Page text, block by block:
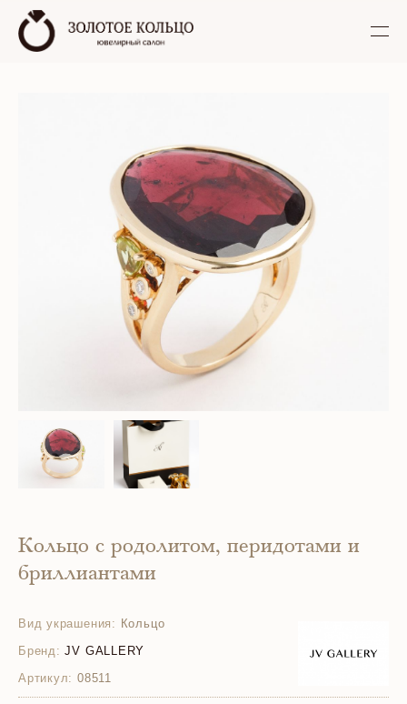
Кольцо с родолитом, перидотами и
бриллиантами
Вид украшения: Кольцо
Бренд: JV GALLERY
Артикул: 08511